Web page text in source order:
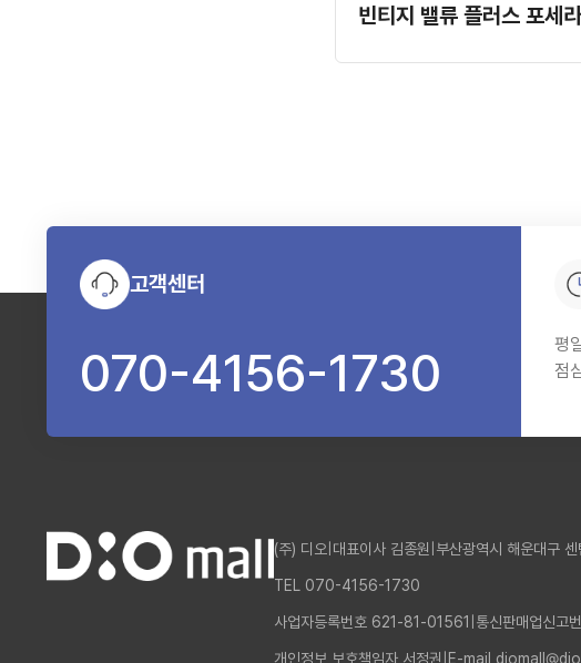
고객센터
070-4156-1730
평
점
(주) 디오 대표이사 김종원 부산광역시 해운대구
TEL 070-4156-1730
사업자등록번호 621-81-01561 통신판매업신
개인정보 보호책임자 서정권 E-mail